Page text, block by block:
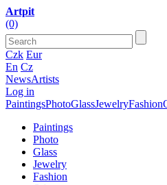
Artpit
(0)
Czk Eur
En Cz
NewsArtists
Log in
PaintingsPhotoGlassJewelryFashion
Paintings
Photo
Glass
Jewelry
Fashion